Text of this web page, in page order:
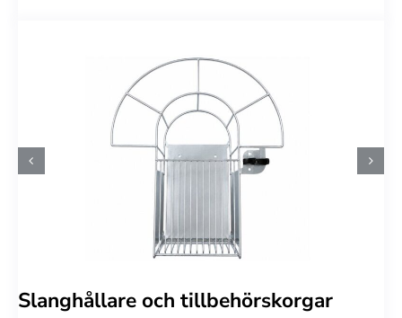
Slanghållare och tillbehörskorgar